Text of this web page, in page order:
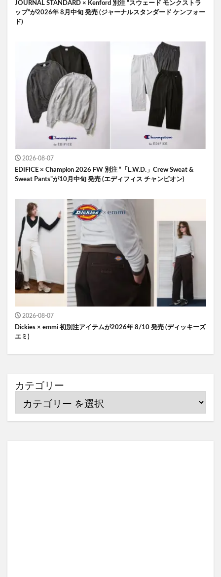
JOURNAL STANDARD × Kenford 別注 “スウェード モンクストラ
ップ”が2026年 8月中旬 発売 (ジャーナルスタンダード ケンフォー
ド)
2026-08-07
EDIFICE × Champion 2026 FW 別注 “「L.W.D.」Crew Sweat &
Sweat Pants”が10月中旬 発売 (エディフィス チャンピオン)
2026-08-07
Dickies × emmi 初別注アイテムが2026年 8/10 発売 (ディッキーズ
エミ)
カテゴリー